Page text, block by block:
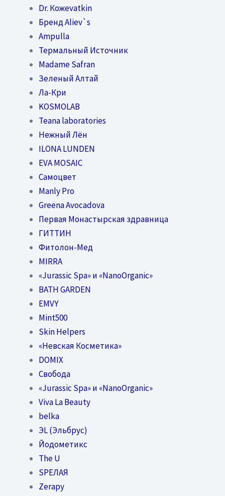
Dr. Кожеvatkin
Бренд Aliev`s
Ampulla
Термальный Источник
Madame Safran
Зеленый Алтай
Ла-Кри
KOSMOLAB
Teana laboratories
Нежный Лён
ILONA LUNDEN
EVA MOSAIC
Самоцвет
Manly Pro
Greena Avocadova
Первая Монастырская здравница
ГИТТИН
Фитолон-Мед
MIRRA
«Jurassic Spa» и «NanoOrganic»
BATH GARDEN
EMVY
Mint500
Skin Helpers
«Невская Косметика»
DOMIX
Свобода
«Jurassic Spa» и «NanoOrganic»
Viva La Beauty
belka
ЭL (Эльбрус)
Йодометикс
The U
SPEЛАЯ
Zerapy